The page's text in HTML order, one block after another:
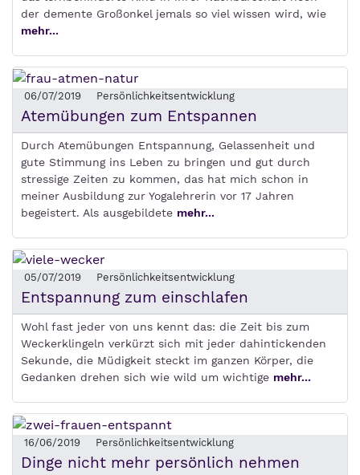
der demente Großonkel jemals so viel wissen wird, wie
mehr...
06/07/2019 Persönlichkeitsentwicklung
Atemübungen zum Entspannen
Durch Atemübungen Entspannung, Gelassenheit und
gute Stimmung ins Leben zu bringen und gut durch
stressige Zeiten zu kommen, das hat mich schon in
meiner Ausbildung zur Yogalehrerin vor 17 Jahren
begeistert. Als ausgebildete mehr...
05/07/2019 Persönlichkeitsentwicklung
Entspannung zum einschlafen
Wohl fast jeder von uns kennt das: die Zeit bis zum
Weckerklingeln verkürzt sich mit jeder dahintickenden
Sekunde, die Müdigkeit steckt im ganzen Körper, die
Gedanken drehen sich wie wild um wichtige mehr...
16/06/2019 Persönlichkeitsentwicklung
Dinge nicht mehr persönlich nehmen